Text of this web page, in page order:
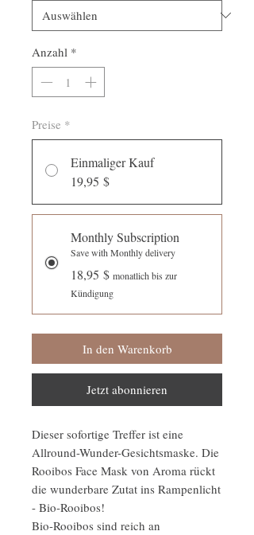
Anzahl *
Preise *
Einmaliger Kauf
19,95 $
Monthly Subscription
Save with Monthly delivery
18,95 $ monatlich bis zur
Kündigung
In den Warenkorb
Jetzt abonnieren
Dieser sofortige Treffer ist eine
Allround-Wunder-Gesichtsmaske. Die
Rooibos Face Mask von Aroma rückt
die wunderbare Zutat ins Rampenlicht
- Bio-Rooibos!
Bio-Rooibos sind reich an